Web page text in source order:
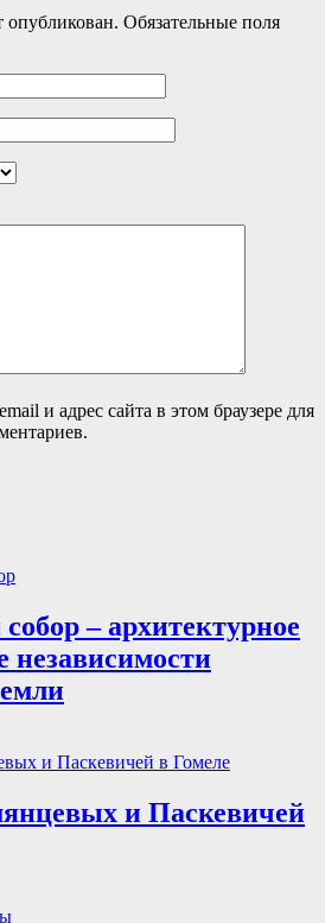
опубликован. Обязательные поля
и адрес сайта в этом браузере для
– архитектурное
независимости
и Паскевичей